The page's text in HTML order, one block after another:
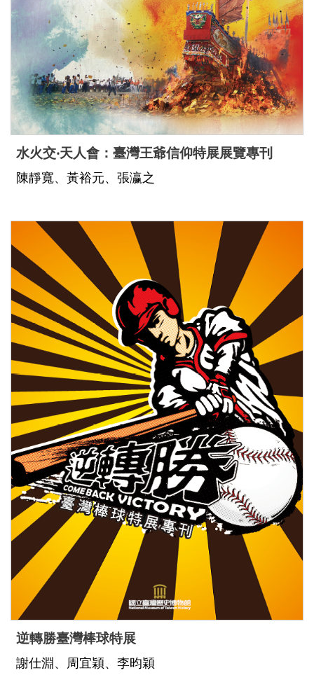
水火交‧天人會：臺灣王爺信仰特展展覽專刊
陳靜寬、黃裕元、張瀛之
逆轉勝臺灣棒球特展
謝仕淵、周宜穎、李昀穎